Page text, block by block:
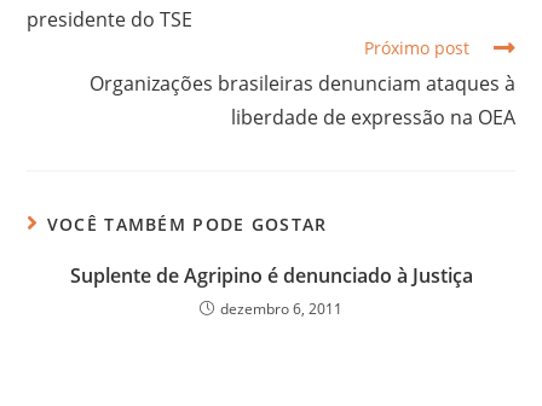
presidente do TSE
Próximo post
Organizações brasileiras denunciam ataques à
liberdade de expressão na OEA
VOCÊ TAMBÉM PODE GOSTAR
Suplente de Agripino é denunciado à Justiça
dezembro 6, 2011